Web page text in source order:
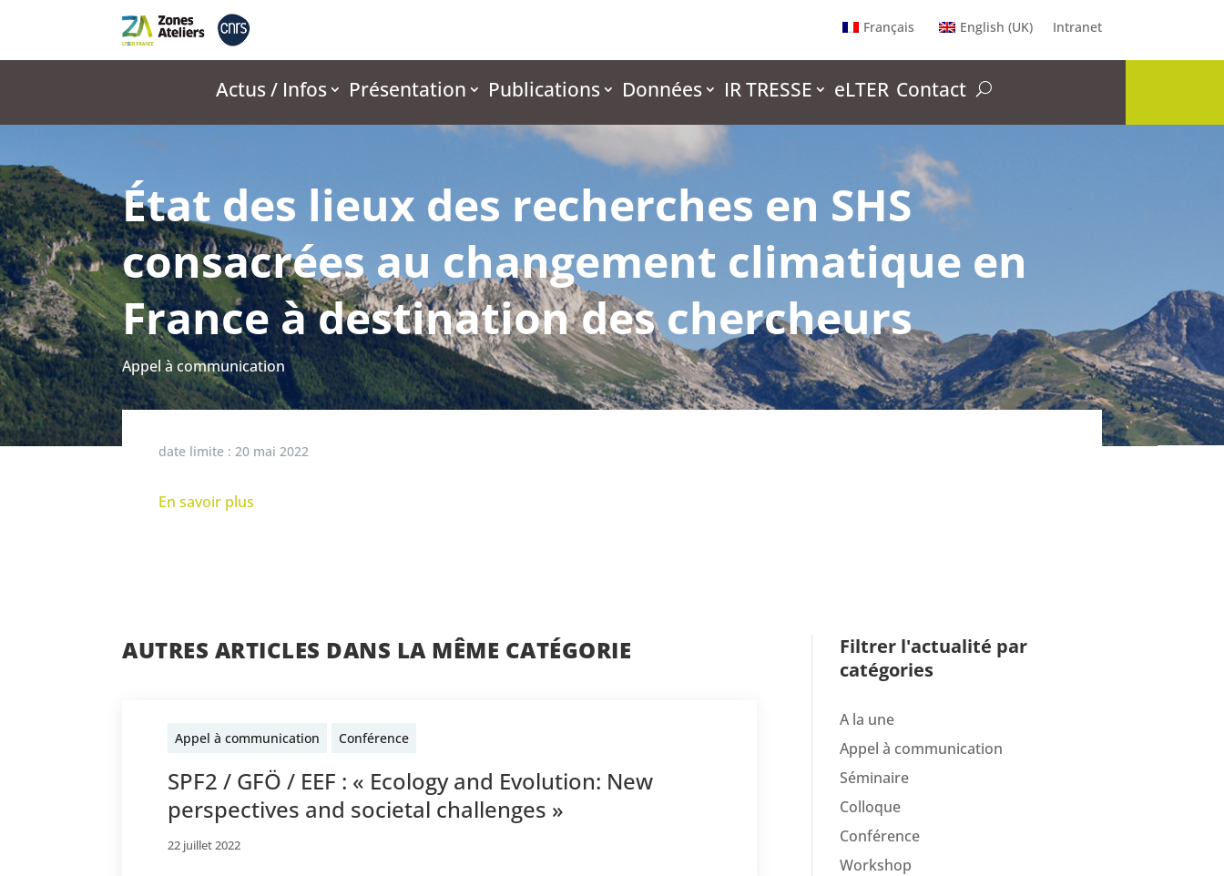
Français English (UK) Intranet
Actus / Infos Présentation Publications Données IR TRESSE eLTER Contact
État des lieux des recherches en SHS
consacrées au changement climatique en
France à destination des chercheurs
Appel à communication
date limite : 20 mai 2022
En savoir plus
AUTRES ARTICLES DANS LA MÊME CATÉGORIE
Appel à communication Conférence
SPF2 / GFÖ / EEF : « Ecology and Evolution: New
perspectives and societal challenges »
22 juillet 2022
Filtrer l'actualité par
catégories
A la une
Appel à communication
Séminaire
Colloque
Conférence
Workshop